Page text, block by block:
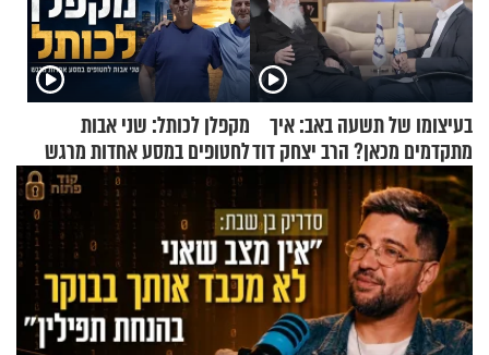
בעיצומו של תשעה באב: איך
מתקדמים מכאן? הרב יצחק דוד
גרוסמן בשיחה מיוחדת
מקפלן לכותל: שני אבות
לחטופים במסע אחדות מרגש